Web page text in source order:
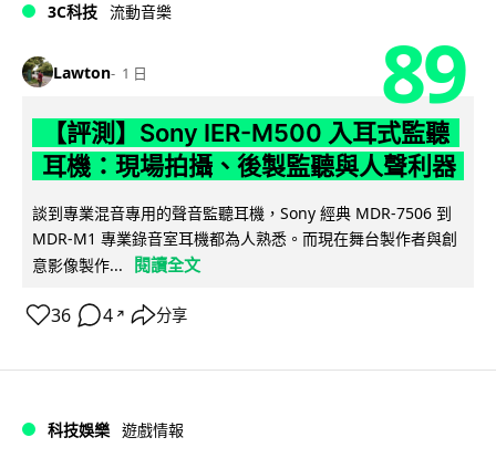
3C科技 流動音樂
Lawton 1 日 89
【評測】Sony IER-M500 入耳式監聽
耳機：現場拍攝、後製監聽與人聲利器
談到專業混音專用的聲音監聽耳機，Sony 經典 MDR-7506 到
MDR-M1 專業錄音室耳機都為人熟悉。而現在舞台製作者與創
意影像製作...
閱讀全文
36 4 ↗ 分享
科技娛樂 遊戲情報